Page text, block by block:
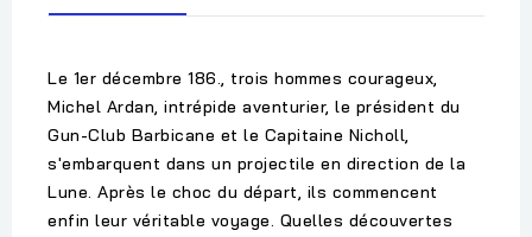
Le 1er décembre 186., trois hommes courageux,
Michel Ardan, intrépide aventurier, le président du
Gun-Club Barbicane et le Capitaine Nicholl,
s'embarquent dans un projectile en direction de la
Lune. Après le choc du départ, ils commencent
enfin leur véritable voyage. Quelles découvertes